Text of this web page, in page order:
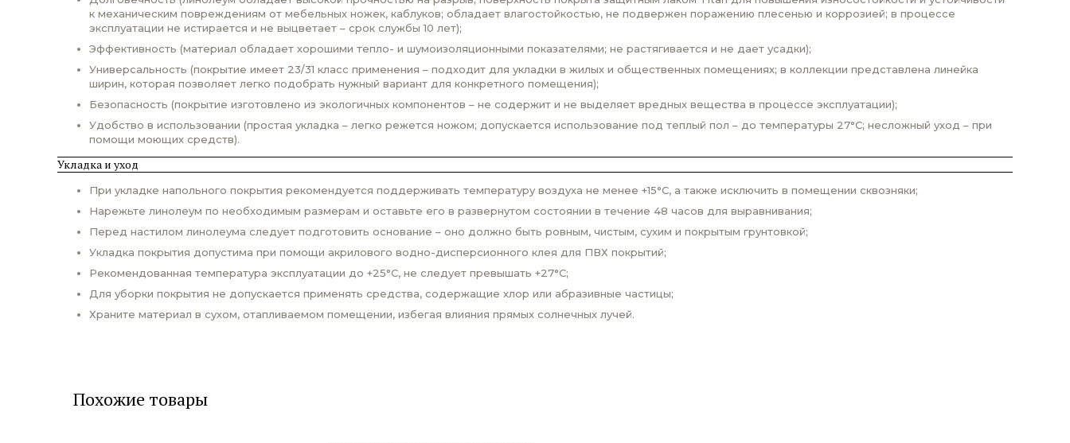
к механическим повреждениям от мебельных ножек, каблуков; обладает влагостойкостью, не подвержен поражению плесенью и коррозией; в процессе
эксплуатации не истирается и не выцветает – срок службы 10 лет);
Эффективность (материал обладает хорошими тепло- и шумоизоляционными показателями; не растягивается и не дает усадки);
Универсальность (покрытие имеет 23/31 класс применения – подходит для укладки в жилых и общественных помещениях; в коллекции представлена линейка
ширин, которая позволяет легко подобрать нужный вариант для конкретного помещения);
Безопасность (покрытие изготовлено из экологичных компонентов – не содержит и не выделяет вредных вещества в процессе эксплуатации);
Удобство в использовании (простая укладка – легко режется ножом; допускается использование под теплый пол – до температуры 27°С; несложный уход – при
помощи моющих средств).
Укладка и уход
При укладке напольного покрытия рекомендуется поддерживать температуру воздуха не менее +15°С, а также исключить в помещении сквозняки;
Нарежьте линолеум по необходимым размерам и оставьте его в развернутом состоянии в течение 48 часов для выравнивания;
Перед настилом линолеума следует подготовить основание – оно должно быть ровным, чистым, сухим и покрытым грунтовкой;
Укладка покрытия допустима при помощи акрилового водно-дисперсионного клея для ПВХ покрытий;
Рекомендованная температура эксплуатации до +25°С, не следует превышать +27°С;
Для уборки покрытия не допускается применять средства, содержащие хлор или абразивные частицы;
Храните материал в сухом, отапливаемом помещении, избегая влияния прямых солнечных лучей.
Похожие товары